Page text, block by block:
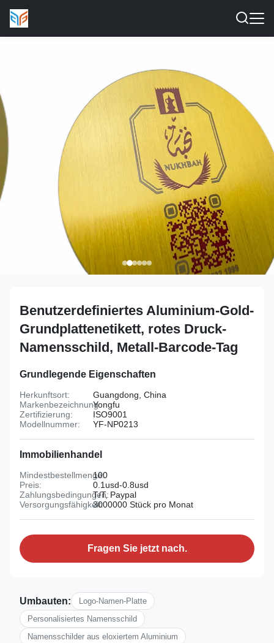
Benutzerdefiniertes Aluminium-Gold-
Grundplattenetikett, rotes Druck-
Namensschild, Metall-Barcode-Tag
Grundlegende Eigenschaften
Herkunftsort:
Guangdong, China
Markenbezeichnung:Yongfu
Zertifizierung:
ISO9001
Modellnummer:
YF-NP0213
Immobilienhandel
Mindestbestellmenge:
100
Preis:
0.1usd-0.8usd
Zahlungsbedingungen:T/T, Paypal
Versorgungsfähigkeit:3000000 Stück pro Monat
Fragen Sie jetzt nach.
Umbauten:
Logo-Namen-Platte
Personalisiertes Namensschild
Namensschilder aus eloxiertem Aluminium